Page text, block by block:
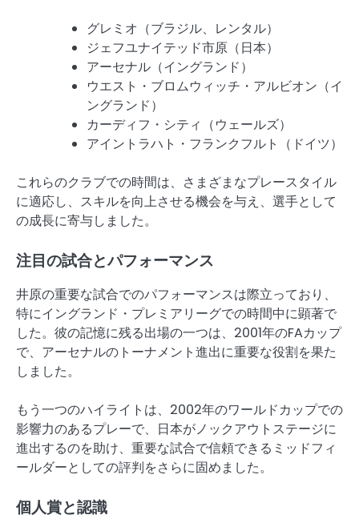
グレミオ（ブラジル、レンタル）
ジェフユナイテッド市原（日本）
アーセナル（イングランド）
ウエスト・ブロムウィッチ・アルビオン（イ
ングランド）
カーディフ・シティ（ウェールズ）
アイントラハト・フランクフルト（ドイツ）
これらのクラブでの時間は、さまざまなプレースタイル
に適応し、スキルを向上させる機会を与え、選手として
の成長に寄与しました。
注目の試合とパフォーマンス
井原の重要な試合でのパフォーマンスは際立っており、
特にイングランド・プレミアリーグでの時間中に顕著で
した。彼の記憶に残る出場の一つは、2001年のFAカップ
で、アーセナルのトーナメント進出に重要な役割を果た
しました。
もう一つのハイライトは、2002年のワールドカップでの
影響力のあるプレーで、日本がノックアウトステージに
進出するのを助け、重要な試合で信頼できるミッドフィ
ールダーとしての評判をさらに固めました。
個人賞と認識